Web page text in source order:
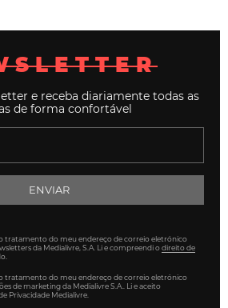
e receba diariamente todas as
de forma confortável
ENVIAR
tratamento do meu endereço de correio eletrónico
da Medialivre, S.A. Li e compreendi odireito de
tratamento do meu endereço de correio eletrónico
de marketing da Medialivre S.A.. Li e aceito
Privacidade Medialivre.